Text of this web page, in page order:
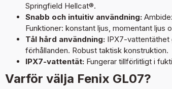
Springfield Hellcat®.
Snabb och intuitiv användning:
Funktioner: konstant ljus, momentant ljus
Tål hård användning: IPX7-vattentäthet
förhållanden. Robust taktisk konstruktion.
IPX7-vattentät: Fungerar tillförlitligt i
Varför välja Fenix GL07?